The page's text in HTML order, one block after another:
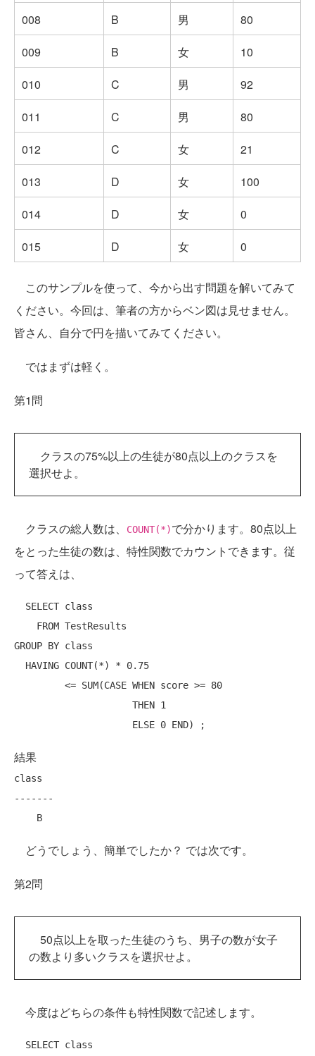
008
B 男
80
009
B 女
10
010
C 男
92
011
C 男
80
012
C 女
21
013
D 女
100
014
D 女
0
015
D 女 0
このサンプルを使って、今から出す問題を解いてみて
ください。今回は、筆者の方からベン図は見せません。
皆さん、自分で円を描いてみてください。
ではまずは軽く。
第1問
クラスの75%以上の生徒が80点以上のクラスを
選択せよ。
クラスの総人数は、 COUNT(*)で分かります。80点以上
をとった生徒の数は、特性関数でカウントできます。従
って答えは、
SELECT class
FROM
GROUP BY class
HAVING COUNT(*) * 0.75
         <= SUM(
CASE WHEN score >= 80
THEN 1
ELSE 0 END
結果
class
-------
どうでしょう、簡単でしたか？ では次です。
第2問
50点以上を取った生徒のうち、男子の数が女子
の数より多いクラスを選択せよ。
今度はどちらの条件も特性関数で記述します。
SELECT class